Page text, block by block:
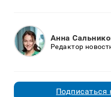
Анна
Редактор
Подписаться